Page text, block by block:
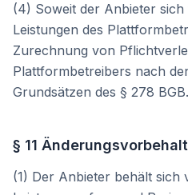
(4) Soweit der Anbieter
Leistungen des
Zurechnung von
Plattformbetreibers nach
Grundsätzen des § 278 BGB.
§ 11 Änderungsvorbehalt
(1) Der Anbieter behält sich